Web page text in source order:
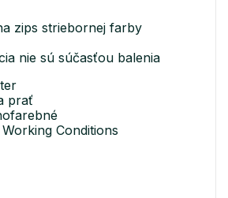
zips striebornej farby
nie sú súčasťou balenia
prať
Conditions